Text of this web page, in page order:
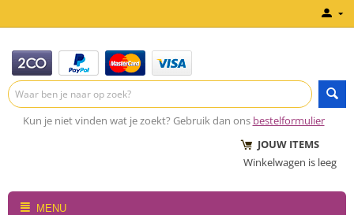
Kun je niet vinden wat je zoekt? Gebruik dan ons bestelformulier
JOUW ITEMS
Winkelwagen is leeg
MENU